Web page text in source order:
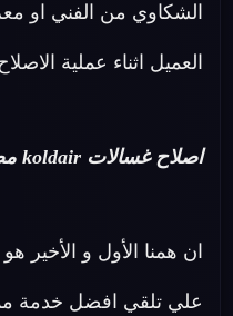
الشكاوي من الفني او
العميل اثناء عملية
اصلاح غسالات koldair مصر
ان همنا الأول و الأخير
علي تلقي افضل خدمة